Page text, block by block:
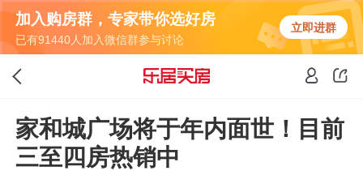
加入购房群，专家带你选好房
已有91440人加入微信群参与讨论
立即进群
家和城广场将于年内面世！目前
三至四房热销中